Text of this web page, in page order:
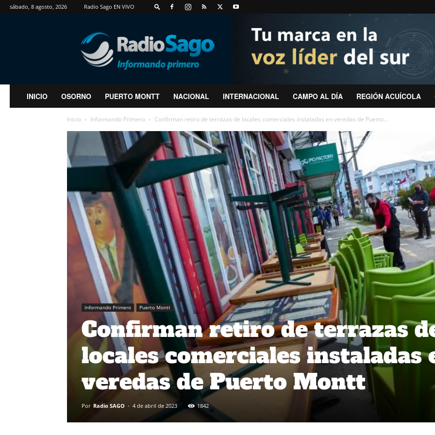
sábado, 8 agosto, 2026 Radio Sago EN VIVO
RadioSago
INICIO OSORNO PUERTO MONTT NACIONAL INTERNACIONAL CAMPO AL DÍA REGIÓN ACUÍCOLA
Inicio Informando Primero Confirman retiro de terrazas de locales comerciales instaladas en veredas de Puerto...
Informando Primero Puerto Montt
Confirman retiro de terrazas
locales comerciales instaladas
veredas de Puerto Montt
Por Radio SAGO - 4 de abril de 2023 1842